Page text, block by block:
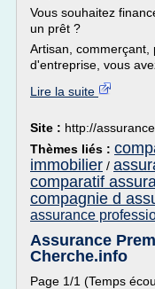
Vous souhaitez
un prêt ?
Artisan, commerçant,
d'entreprise, vous
Lire la suite
Site : http://
Thèmes liés :
immobilier /
comparatif
compagnie d
assurance
Assurance
Cherche.info
Page 1/1 (Temps